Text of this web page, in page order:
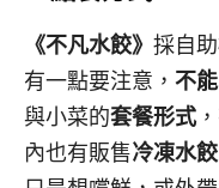
《不凡水餃》 採自
有一點要注意， 不
與小菜的套餐形式
內也有販售冷凍水